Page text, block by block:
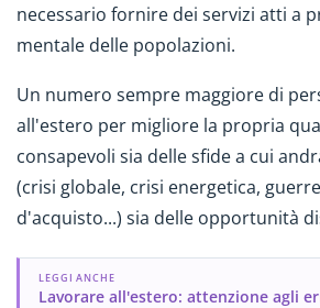
necessario fornire dei servizi atti a
mentale delle popolazioni.
Un numero sempre maggiore di
all'estero per migliore la propria
consapevoli sia delle sfide a cui
(crisi globale, crisi energetica,
d'acquisto...) sia delle opportunità
LEGGI ANCHE
Lavorare all'estero: attenzione agli